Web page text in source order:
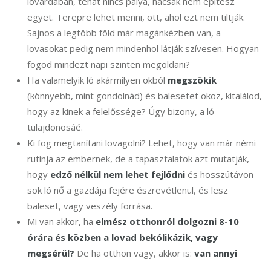
egyet. Terepre lehet menni, ott, ahol ezt nem tiltják.
Sajnos a legtöbb föld már magánkézben van, a
lovasokat pedig nem mindenhol látják szívesen. Hogyan
fogod mindezt napi szinten megoldani?
Ha valamelyik ló akármilyen okból megszökik
(könnyebb, mint gondolnád) és balesetet okoz, kitalálod,
hogy az kinek a felelőssége? Úgy bizony, a ló
tulajdonosáé.
Ki fog megtanítani lovagolni? Lehet, hogy van már némi
rutinja az embernek, de a tapasztalatok azt mutatják,
hogy edző nélkül nem lehet fejlődni és hosszútávon
sok ló nő a gazdája fejére észrevétlenül, és lesz
baleset, vagy veszély forrása.
Mi van akkor, ha elmész otthonról dolgozni 8-10
órára és közben a lovad bekólikázik, vagy
megsérül? De ha otthon vagy, akkor is: van annyi